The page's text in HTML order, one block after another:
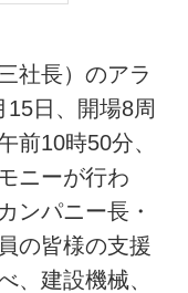
社長）のアラ
15日、開場8周
前10時50分、
ニーが行わ
ンパニー長・
の皆様の支援
、建設機械、